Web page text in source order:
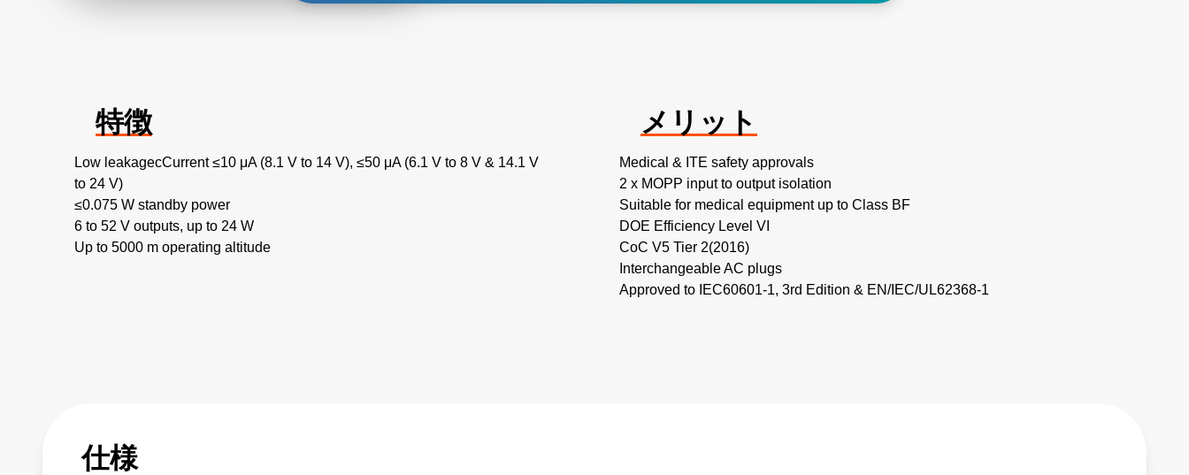
特徴
Low leakagecCurrent ≤10 μA (8.1 V to 14 V), ≤50 μA (6.1 V to 8 V & 14.1 V
to 24 V)
≤0.075 W standby power
6 to 52 V outputs, up to 24 W
Up to 5000 m operating altitude
メリット
Medical & ITE safety approvals
2 x MOPP input to output isolation
Suitable for medical equipment up to Class BF
DOE Efficiency Level VI
CoC V5 Tier 2(2016)
Interchangeable AC plugs
Approved to IEC60601-1, 3rd Edition & EN/IEC/UL62368-1
仕様